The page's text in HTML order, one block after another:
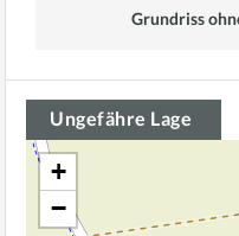
Grundriss
Ungefähre Lage
+
−